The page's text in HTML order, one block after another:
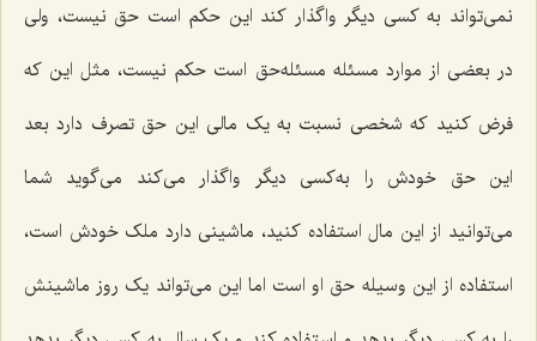
نمی‌تواند به کسی دیگر واگذار کند این حکم است حق نیست، ولی
در بعضی از موارد مسئله مسئله‌حق است حکم نیست، مثل این که
فرض کنید که شخصی نسبت به یک مالی این حق تصرف دارد بعد
این حق خودش را به‌کسی دیگر واگذار می‌کند می‌گوید شما
می‌توانید از این مال استفاده کنید، ماشینی دارد ملک خودش است،
استفاده از این وسیله حق او است اما این می‌تواند یک روز ماشینش